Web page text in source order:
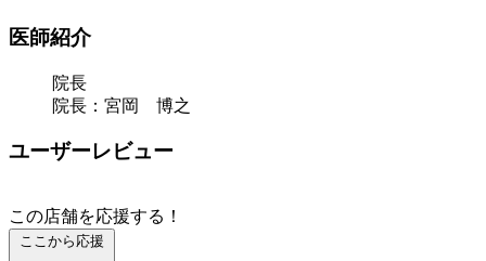
医師紹介
院長
院長：宮岡 博之
ユーザーレビュー
この店舗を応援する！
ここから応援